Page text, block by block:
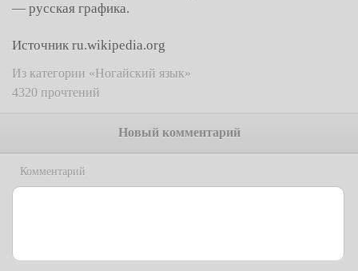
— русская графика.
Источник ru.wikipedia.org
Из категории «Ногайский язык»
4320 прочтений
Новый комментарий
Комментарий